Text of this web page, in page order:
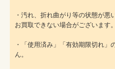
・汚れ、折れ曲がり等の状態が悪
お買取できない場合がございます
・「使用済み」「有効期限切れ」
ん。